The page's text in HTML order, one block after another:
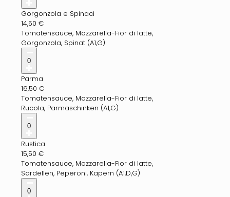
Gorgonzola e Spinaci
14,50 €
Tomatensauce, Mozzarella-Fior di latte,
Gorgonzola, Spinat (A1,G)
0
Parma
16,50 €
Tomatensauce, Mozzarella-Fior di latte,
Rucola, Parmaschinken (A1,G)
0
Rustica
15,50 €
Tomatensauce, Mozzarella-Fior di latte,
Sardellen, Peperoni, Kapern (A1,D,G)
0